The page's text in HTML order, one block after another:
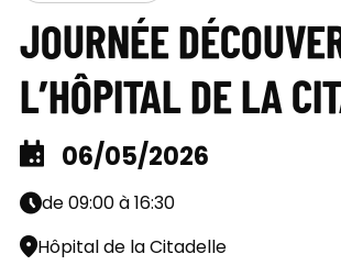
JOURNÉE
L’HÔPITAL DE LA
06/05/2026
de 09:00 à 16:30
Hôpital de la Citadelle